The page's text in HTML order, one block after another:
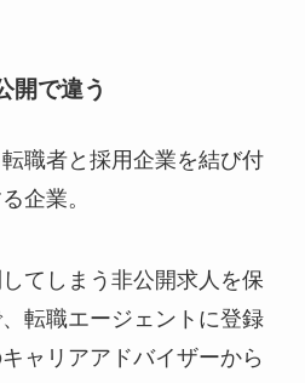
開で違う
職者と採用企業を結び付
企業。
てしまう非公開求人を保
転職エージェントに登録
ャリアアドバイザーから